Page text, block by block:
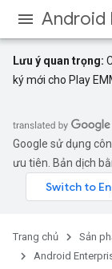
Android
Lưu ý quan trọng:
ký mới cho Play
Google sử dụng
ưu tiên. Bản dịch
Trang chủ Sản
Android